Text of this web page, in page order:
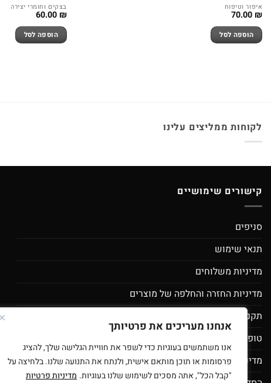
אנחנו מעריכים את פרטיותך
אנו משתמשים בעוגיות כדי לשפר את חוויית הגלישה שלך, להציג
פרסומות או תוכן מותאם אישית, ולנתח את התנועה שלנו. בלחיצה על
"קבל הכל", אתה מסכים לשימוש שלנו בעוגיות. מדיניות פרטיות
איפור וטיפוח
70.00 ₪
הוספה לסל
בצקים וחומרי יצירה
60.00 ₪
הוספה לסל
לקוחות ממליצים עלינו
קישורים שימושיים
סניפים
תנאי שימוש
מדיניות משלוחים
מדיניות החזרה והחלפה של מוצרים
תקנון מועדון לקוחות ספירלה- מסובבים את המחירים
טופס בקשת מחיקת פרטי משתמש
מדיניות פרטיות